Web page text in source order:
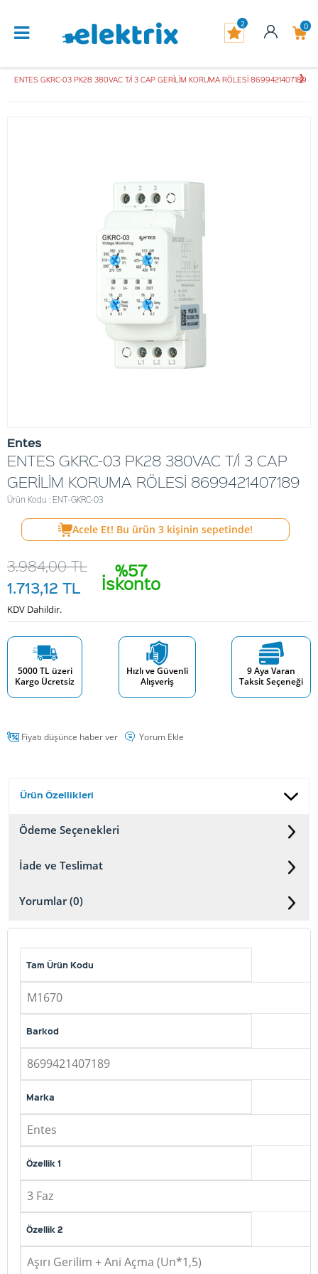
0
2
ENTES GKRC-03 PK28 380VAC T/İ 3 CAP GERİLİM KORUMA RÖLESİ 8699421407189
Entes
ENTES GKRC-03 PK28 380VAC T/İ 3 CAP
GERİLİM KORUMA RÖLESİ 8699421407189
Ürün Kodu : ENT-GKRC-03
Acele Et! Bu ürün 3 kişinin sepetinde!
%57
İskonto
3.984,00TL
1.713,12 TL
KDV Dahildir.
5000 TL üzeri
Kargo Ücretsiz
Hızlı ve Güvenli
Alışveriş
9 Aya Varan
Taksit Seçeneği
Fiyatı düşünce haber ver Yorum Ekle
Ürün Özellikleri
Ödeme Seçenekleri
İade ve Teslimat
Yorumlar (0)
Tam Ürün Kodu
M1670
Barkod
8699421407189
Marka
Entes
Özellik 1
3 Faz
Özellik 2
Aşırı Gerilim + Ani Açma (Un*1,5)